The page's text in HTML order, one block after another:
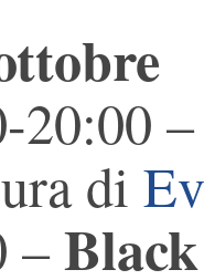
20:00
di
–